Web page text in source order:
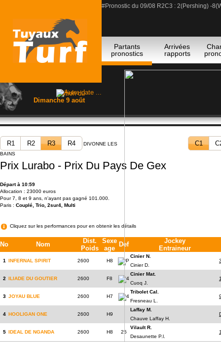
Edition du
Dimanche 9 aoüt
#Pronostic du 09/08 R2C3 : 2(Pershing) -
#Pronostic du 09/08 R3C3 : 7(Mercy
Partants
pronostics
Arrivées
rapports
R1 R2 R3 R4
DIVONNE LES
BAINS
C1
Prix Lurabo - Prix Du Pays De Gex
Départ à 10:59
Allocation : 23000 euros
Pour 7, 8 et 9 ans, n'ayant pas gagné 101.000.
Paris : Couplé, Trio, 2sur4, Multi
Cliquez sur les performances pour en obtenir les détails
No Nom
Dist.
Poids
Sexe
age
Def
Jockey
Entraineur
1 INFERNAL SPIRIT 2600 H8 P
Cinier N.
Cinier D.
2 ILIADE DU GOUTIER 2600 F8 4
Cinier Mat.
Cuoq J.
3 JOYAU BLUE 2600 H7 4
Tribolet Cal.
Fresneau L.
4 HOOLIGAN ONE 2600 H9
Laffay M.
Chauve Laffay H.
5 IDEAL DE NGANDA 2600 H8 25
Vilault R.
Desaunette P.l.